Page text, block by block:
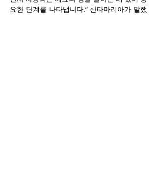
요한 단계를 나타냅니다.” 산타마리아가 말했